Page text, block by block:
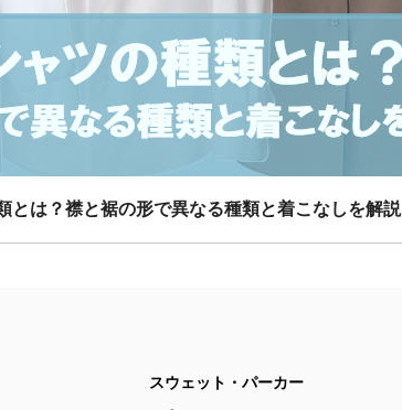
とは？襟と裾の形で異なる種類と着こなしを解説
スウェット・パーカー